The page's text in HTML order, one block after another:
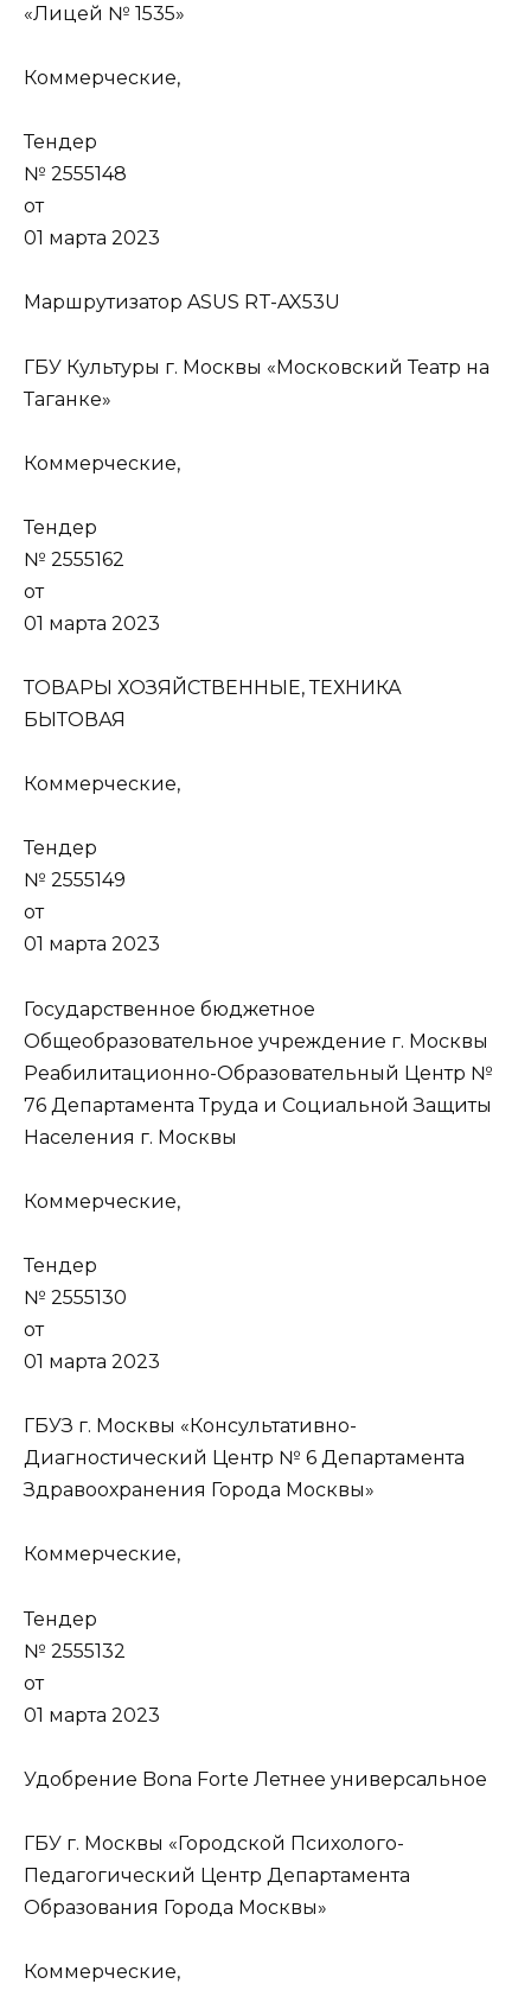
«Лицей № 1535»
Коммерческие,
Тендер
№ 2555148
от
01 марта 2023
Маршрутизатор ASUS RT-AX53U
ГБУ Культуры г. Москвы «Московский Театр на
Таганке»
Коммерческие,
Тендер
№ 2555162
от
01 марта 2023
ТОВАРЫ ХОЗЯЙСТВЕННЫЕ, ТЕХНИКА
БЫТОВАЯ
Коммерческие,
Тендер
№ 2555149
от
01 марта 2023
Государственное бюджетное
Общеобразовательное учреждение г. Москвы
Реабилитационно-Образовательный Центр №
76 Департамента Труда и Социальной Защиты
Населения г. Москвы
Коммерческие,
Тендер
№ 2555130
от
01 марта 2023
ГБУЗ г. Москвы «Консультативно-
Диагностический Центр № 6 Департамента
Здравоохранения Города Москвы»
Коммерческие,
Тендер
№ 2555132
от
01 марта 2023
Удобрение Bona Forte Летнее универсальное
ГБУ г. Москвы «Городской Психолого-
Педагогический Центр Департамента
Образования Города Москвы»
Коммерческие,